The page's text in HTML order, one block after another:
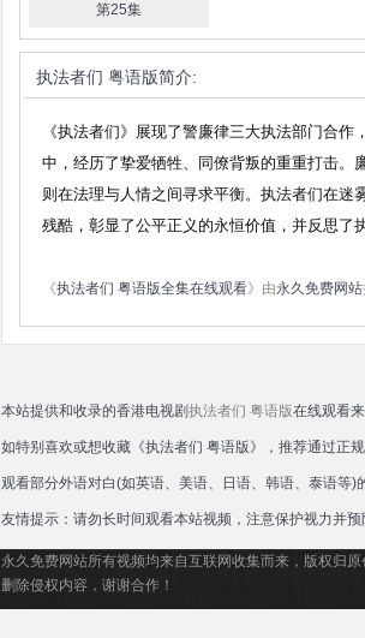
尧
第25集
执法者们 粤语版简介:
《执法者们》展现了警廉律三大执法部门合
中，经历了挚爱牺牲、同僚背叛的重重打击。
则在法理与人情之间寻求平衡。执法者们在
残酷，彰显了公平正义的永恒价值，并反思了
《执法者们 粤语版全集在线观看》由永久免费网站
本站提供和收录的香港电视剧执法者们 粤语版在线观看
如特别喜欢或想收藏《执法者们 粤语版》，推荐通过正
观看部分外语对白(如英语、美语、日语、韩语、泰语等
友情提示：请勿长时间观看本站视频，注意保护视力并预
永久免费网站所有视频均来自互联网收集而来，版权归
删除侵权内容，谢谢合作！